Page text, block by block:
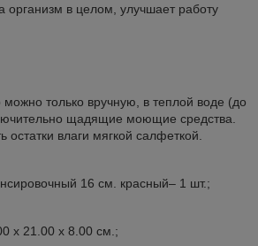
организм в целом, улучшает работу
только вручную, в теплой воде (до
щадящие моющие средства.
остатки влаги мягкой салфеткой.
16 см. красный– 1 шт.;
х 21.00 х 8.00 см.;